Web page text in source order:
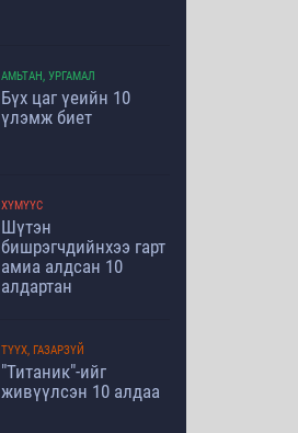
АМЬТАН, УРГАМАЛ
Бүх цаг үеийн 10
үлэмж биет
ХҮМҮҮС
Шүтэн
бишрэгчдийнхээ гарт
амиа алдсан 10
алдартан
ТҮҮХ, ГАЗАРЗҮЙ
"Титаник"-ийг
живүүлсэн 10 алдаа